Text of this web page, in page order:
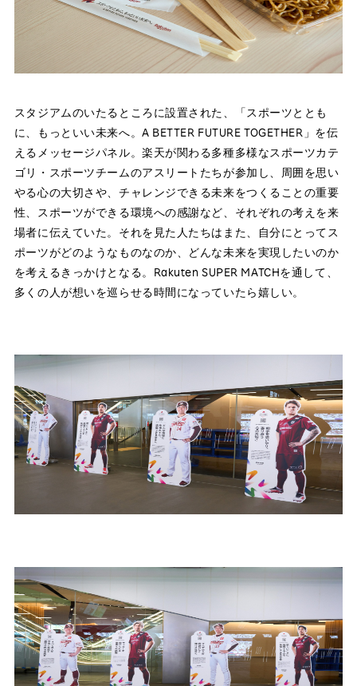
スタジアムのいたるところに設置された、「スポーツととも
に、もっといい未来へ。A BETTER FUTURE TOGETHER」を伝
えるメッセージパネル。楽天が関わる多種多様なスポーツカテ
ゴリ・スポーツチームのアスリートたちが参加し、周囲を思い
やる心の大切さや、チャレンジできる未来をつくることの重要
性、スポーツができる環境への感謝など、それぞれの考えを来
場者に伝えていた。それを見た人たちはまた、自分にとってス
ポーツがどのようなものなのか、どんな未来を実現したいのか
を考えるきっかけとなる。Rakuten SUPER MATCHを通して、
多くの人が想いを巡らせる時間になっていたら嬉しい。